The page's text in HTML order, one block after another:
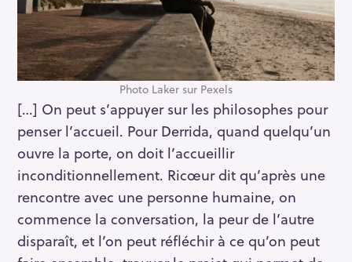
Photo Laker sur Pexels
[…] On peut s’appuyer sur les philosophes pour
penser l’accueil. Pour Derrida, quand quelqu’un
ouvre la porte, on doit l’accueillir
inconditionnellement. Ricœur dit qu’après une
rencontre avec une personne humaine, on
commence la conversation, la peur de l’autre
disparaît, et l’on peut réfléchir à ce qu’on peut